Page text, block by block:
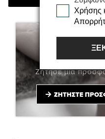
Ζήτησε μια
ΖΗΤΗΣΤΕ
Χρήσης